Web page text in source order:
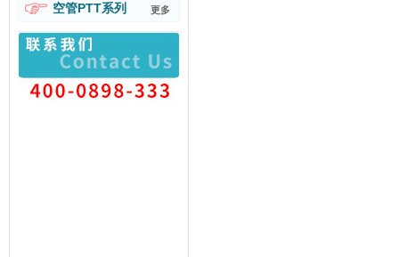
空管PTT系列 更多